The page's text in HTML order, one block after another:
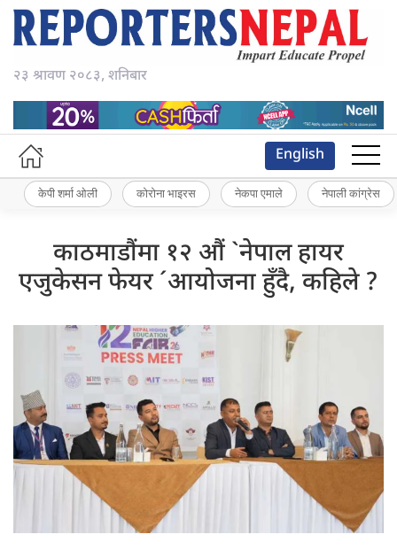
२३ श्रावण २०८३, शनिबार
English
केपी शर्मा ओली कोरोना भाइरस नेकपा एमाले नेपाली कांग्रेस
​काठमाडौंमा १२ औं `नेपाल हायर
एजुकेसन फेयर ´आयोजना हुँदै, कहिले ?